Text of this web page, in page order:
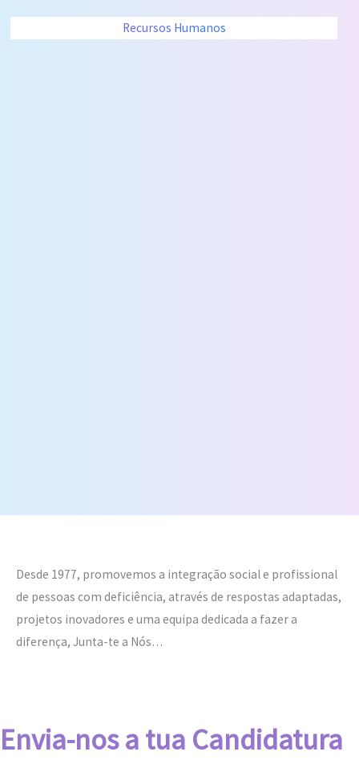
Recursos Humanos
Desde 1977, promovemos a integração social e profissional
de pessoas com deficiência, através de respostas adaptadas,
projetos inovadores e uma equipa dedicada a fazer a
diferença, Junta-te a Nós…
Envia-nos a tua Candidatura